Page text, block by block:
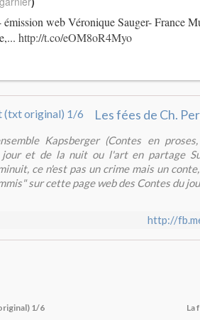
web Véronique Sauger- France
http://t.co/eOM8oR4Myo
Kapsberger (Contes en
et de la nuit ou l'art en partage
ce n'est pas un crime mais un
sur cette page web des Contes du
http://
1/6 La